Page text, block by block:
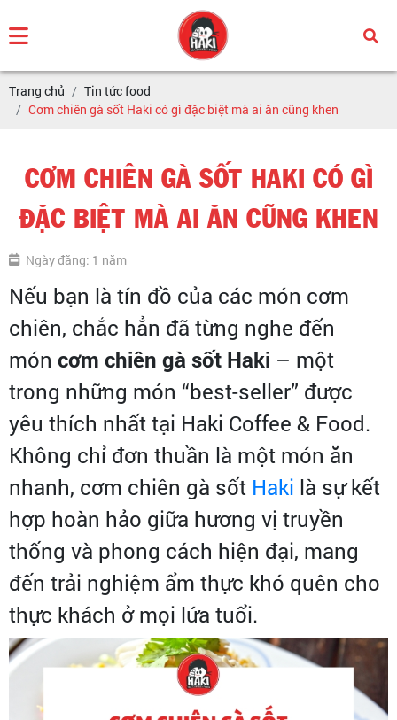
Trang chủ
Tin tức food
Cơm chiên gà sốt Haki có gì đặc biệt mà ai ăn cũng khen
CƠM CHIÊN GÀ SỐT HAKI CÓ GÌ
ĐẶC BIỆT MÀ AI ĂN CŨNG KHEN
Ngày đăng: 1 năm
Nếu bạn là tín đồ của các món cơm
chiên, chắc hẳn đã từng nghe đến
món cơm chiên gà sốt Haki – một
trong những món “best-seller” được
yêu thích nhất tại Haki Coffee & Food.
Không chỉ đơn thuần là một món ăn
nhanh, cơm chiên gà sốt Haki là sự kết
hợp hoàn hảo giữa hương vị truyền
thống và phong cách hiện đại, mang
đến trải nghiệm ẩm thực khó quên cho
thực khách ở mọi lứa tuổi.